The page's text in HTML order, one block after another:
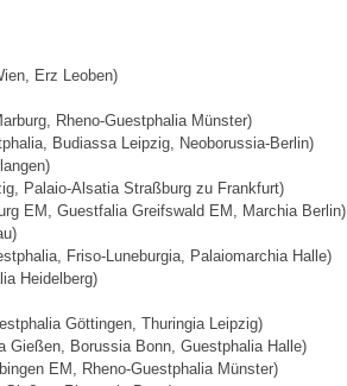
Erz Leoben)
Rheno-Guestphalia Münster)
Budiassa Leipzig, Neoborussia-Berlin)
Palaio-Alsatia Straßburg zu Frankfurt)
EM, Guestfalia Greifswald EM, Marchia Berlin)
Friso-Luneburgia, Palaiomarchia Halle)
Heidelberg)
Göttingen, Thuringia Leipzig)
Gießen, Borussia Bonn, Guestphalia Halle)
EM, Rheno-Guestphalia Münster)